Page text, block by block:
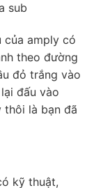
sub
của amply có
theo đường
đỏ trắng vào
đấu vào
thôi là bạn đã
kỹ thuật,